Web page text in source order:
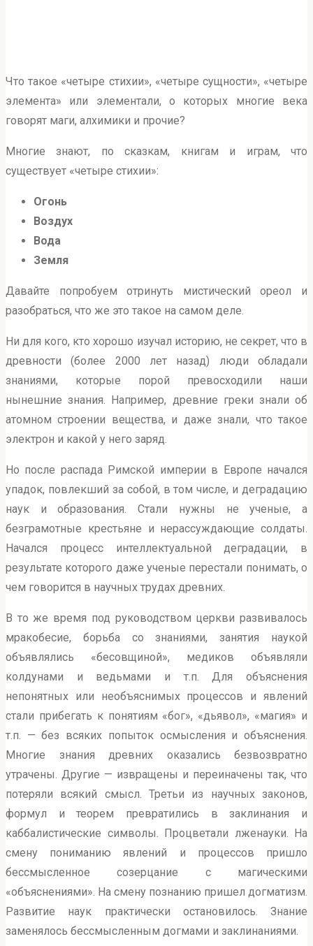
Что такое «четыре стихии», «четыре сущности», «четыре
элемента» или элементали, о которых многие века
говорят маги, алхимики и прочие?
Многие знают, по сказкам, книгам и играм, что
существует «четыре стихии»:
Огонь
Воздух
Вода
Земля
Давайте попробуем отринуть мистический ореол и
разобраться, что же это такое на самом деле.
Ни для кого, кто хорошо изучал историю, не секрет, что в
древности (более 2000 лет назад) люди обладали
знаниями, которые порой превосходили наши
нынешние знания. Например, древние греки знали об
атомном строении вещества, и даже знали, что такое
электрон и какой у него заряд.
Но после распада Римской империи в Европе начался
упадок, повлекший за собой, в том числе, и деградацию
наук и образования. Стали нужны не ученые, а
безграмотные крестьяне и нерассуждающие солдаты.
Начался процесс интеллектуальной деградации, в
результате которого даже ученые перестали понимать, о
чем говорится в научных трудах древних.
В то же время под руководством церкви развивалось
мракобесие, борьба со знаниями, занятия наукой
объявлялись «бесовщиной», медиков объявляли
колдунами и ведьмами и т.п. Для объяснения
непонятных или необъяснимых процессов и явлений
стали прибегать к понятиям «бог», «дьявол», «магия» и
т.п. — без всяких попыток осмысления и объяснения.
Многие знания древних оказались безвозвратно
утрачены. Другие — извращены и переиначены так, что
потеряли всякий смысл. Третьи из научных законов,
формул и теорем превратились в заклинания и
каббалистические символы. Процветали лженауки. На
смену пониманию явлений и процессов пришло
бессмысленное созерцание с магическими
«объяснениями». На смену познанию пришел догматизм.
Развитие наук практически остановилось. Знание
заменялось бессмысленным догмами и заклинаниями.